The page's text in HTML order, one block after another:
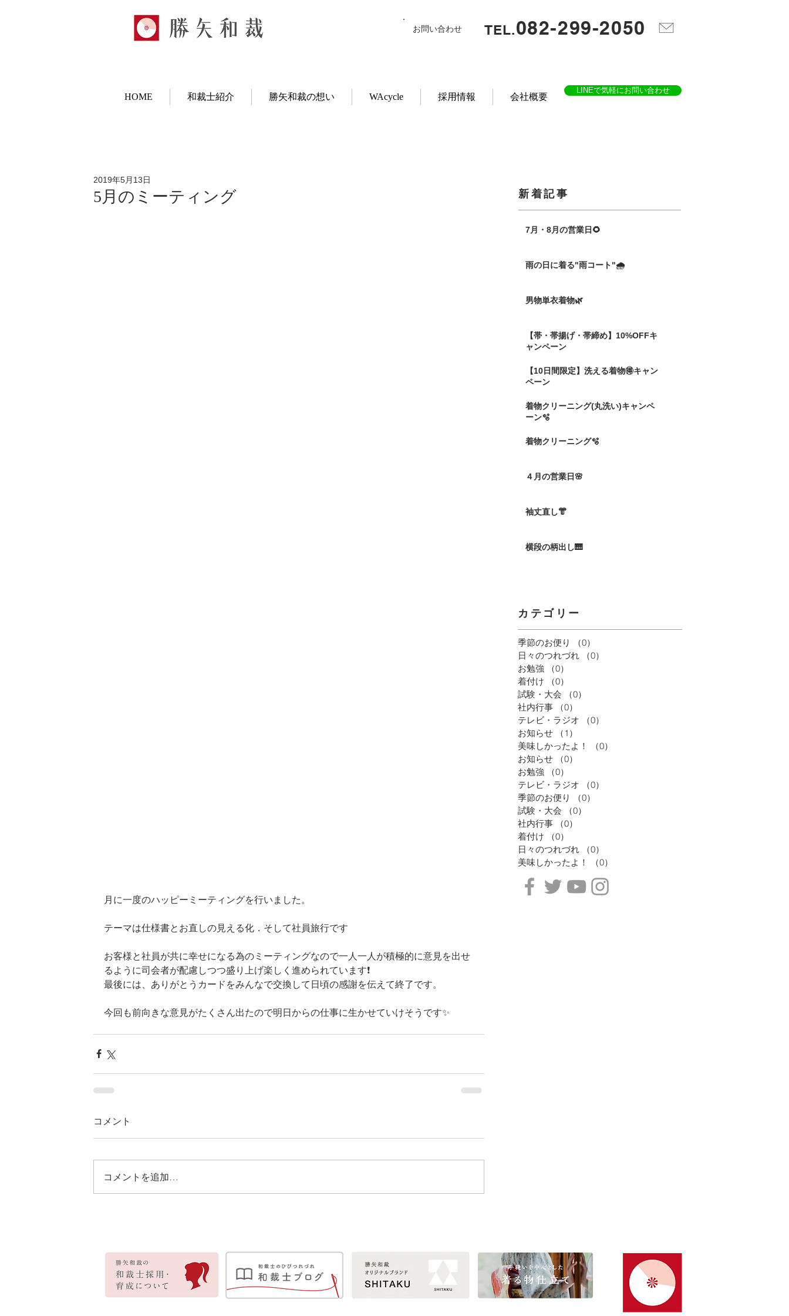
お問い合わせ TEL.082-299-2050
HOME 和裁士紹介 勝矢和裁の想い WAcycle 採用情報 会社概要
LINEで気軽にお問い合わせ
​新着記事
7月・8月の営業日🌻
雨の日に着る"雨コート"🌧️
男物単衣着物🌿
【帯・帯揚げ・帯締め】10%OFFキ
ャンペーン
【10日間限定】洗える着物🉐キャン
ペーン
着物クリーニング(丸洗い)キャンペ
ーン🫧
着物クリーニング🫧
４月の営業日🌸
袖丈直し👘
横段の柄出し🎹
カテゴリー
季節のお便り （0）
日々のつれづれ
（0）
お勉強
（0）
着付け
（0）
試験・大会
（0）
社内行事
（0）
テレビ・ラジオ
（0）
お知らせ
（1）
美味しかったよ！
（0）
お知らせ
（0）
お勉強
（0）
テレビ・ラジオ
（0）
季節のお便り
（0）
試験・大会
（0）
社内行事
（0）
着付け
（0）
日々のつれづれ
（0）
美味しかったよ！
（0）
5月のミーティング
2019年5月13日
月に一度のハッピーミーティングを行いました。
テーマは仕様書とお直しの見える化．そして社員旅行です
お客様と社員が共に幸せになる為のミーティングなので一人一人が積極的に意見を出せ
るように司会者が配慮しつつ盛り上げ楽しく進められています❗
最後には、ありがとうカードをみんなで交換して日頃の感謝を伝えて終了です。
今回も前向きな意見がたくさん出たので明日からの仕事に生かせていけそうです✨
コメント
コメントを追加…